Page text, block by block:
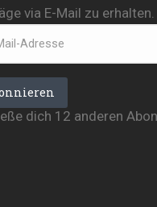
via E-Mail zu erhalten.
dich 12 anderen